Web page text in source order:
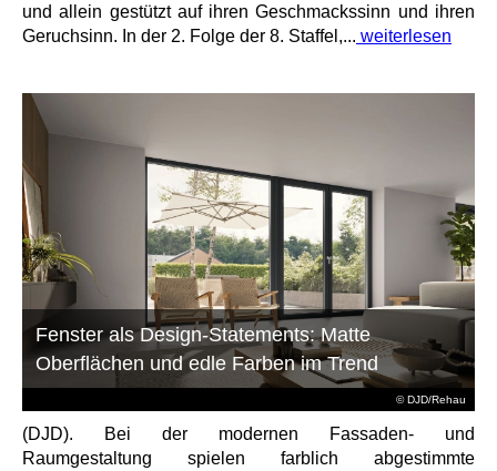
und allein gestützt auf ihren Geschmackssinn und ihren
Geruchsinn. In der 2. Folge der 8. Staffel,... weiterlesen
© DJD/Rehau
Fenster als Design-Statements: Matte
Oberflächen und edle Farben im Trend
(DJD). Bei der modernen Fassaden- und
Raumgestaltung spielen farblich abgestimmte